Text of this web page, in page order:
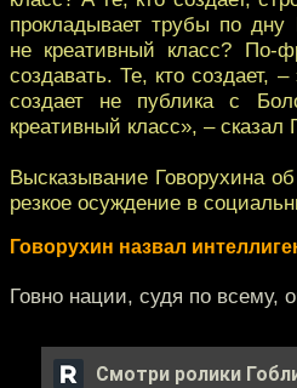
прокладывает трубы по дну
не креативный класс? По-
создавать. Те, кто создает,
создает не публика с
креативный класс», – сказал
Высказывание Говорухина
резкое осуждение в
Говорухин назвал
Говно нации, судя по всему,
Смотри ролики